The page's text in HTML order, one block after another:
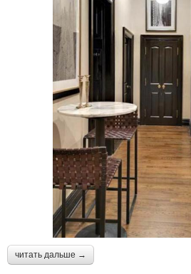
читать дальше →